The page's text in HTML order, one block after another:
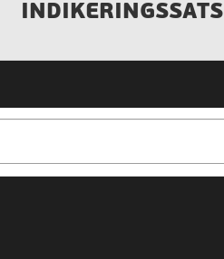
INDIKERINGSSATS